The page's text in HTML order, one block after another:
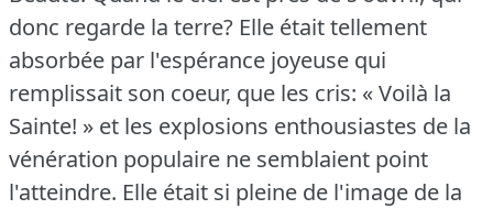
donc regarde la terre? Elle était tellement
absorbée par l'espérance joyeuse qui
remplissait son coeur, que les cris: « Voilà la
Sainte! » et les explosions enthousiastes de la
vénération populaire ne semblaient point
l'atteindre. Elle était si pleine de l'image de la